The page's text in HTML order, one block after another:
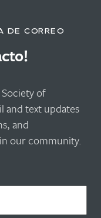
DE CORREO
of
and text updates
and
our community.